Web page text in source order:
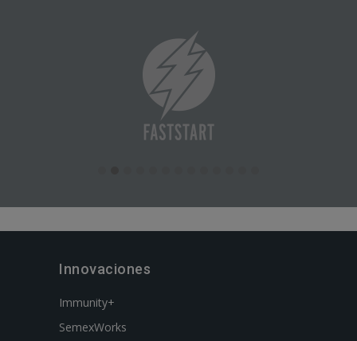
Innovaciones
Immunity+
SemexWorks